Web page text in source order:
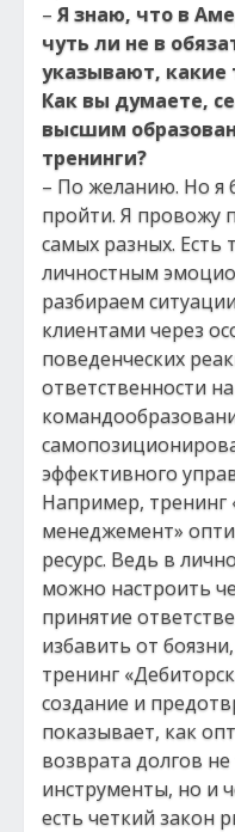
– Я знаю, что в
чуть ли не в
указывают, какие
Как вы думаете,
высшим
тренинги?
– По желанию. Но я
пройти. Я провожу
самых разных. Есть
личностным
разбираем
клиентами через
поведенческих
ответственности
эффективного
Например,
менеджемент»
ресурс. Ведь в
можно настроить
принятие
избавить от
тренинг
создание и
показывает, как
возврата долгов
инструменты, но и
есть четкий закон